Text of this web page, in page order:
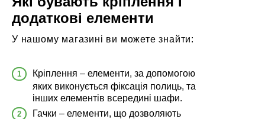
додаткові елементи
У нашому магазині ви можете знайти:
Кріплення – елементи, за допомогою
яких виконується фіксація полиць, та
інших елементів всередині шафи.
Гачки – елементи, що дозволяють